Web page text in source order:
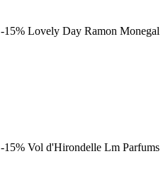
-15% Lovely Day Ramon Monegal
-15% Vol d'Hirondelle Lm Parfums